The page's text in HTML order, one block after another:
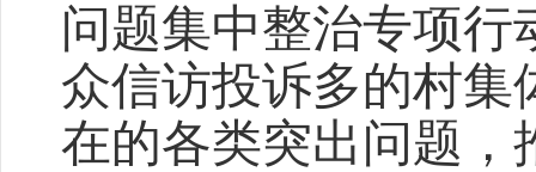
问题集中整治专项
众信访投诉多的村集
在的各类突出问题，